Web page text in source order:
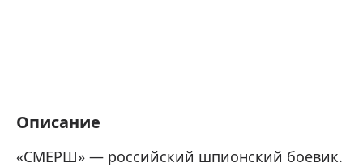
Описание
«СМЕРШ» — российский шпионский боевик.